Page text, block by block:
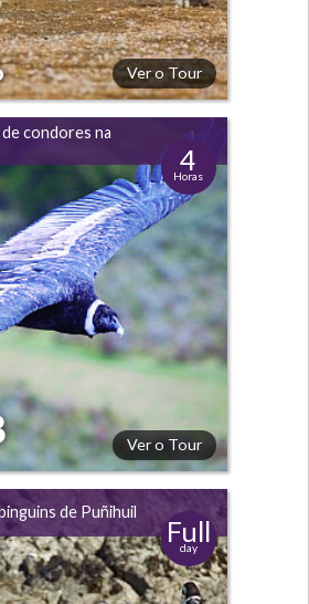
Ver o Tour
condores na
4
Horas
Ver o Tour
de Puñihuil
Full
day